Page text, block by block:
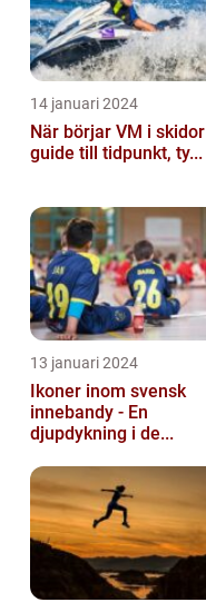
14 januari 2024
När börjar VM i skidor en
guide till tidpunkt, ty...
13 januari 2024
Ikoner inom svensk
innebandy - En
djupdykning i de...